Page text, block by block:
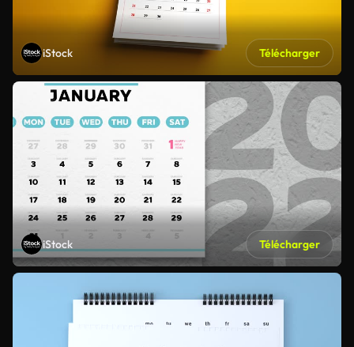
iStock Télécharger
iStock Télécharger